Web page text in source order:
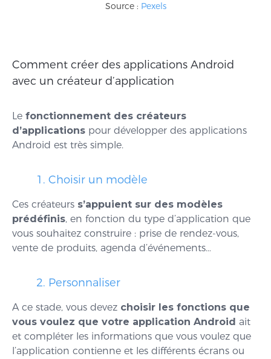
Source : Pexels
Comment créer des applications Android
avec un créateur d’application
Le fonctionnement des créateurs
d’applications pour développer des applications
Android est très simple.
1. Choisir un modèle
Ces créateurs s’appuient sur des modèles
prédéfinis, en fonction du type d’application que
vous souhaitez construire : prise de rendez-vous,
vente de produits, agenda d’événements…
2. Personnaliser
A ce stade, vous devez choisir les fonctions que
vous voulez que votre application Android ait
et compléter les informations que vous voulez que
l’application contienne et les différents écrans ou